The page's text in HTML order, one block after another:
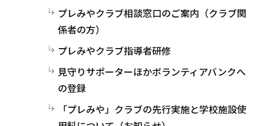
プレみやクラブ相談窓口のご案内（クラブ関
係者の方）
プレみやクラブ指導者研修
見守りサポーターほかボランティアバンクへ
の登録
「プレみや」クラブの先行実施と学校施設使